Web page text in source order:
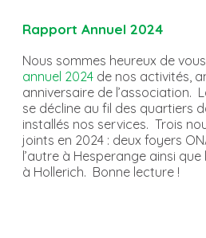
Rapport Annuel 2024
Nous sommes heureux de
annuel 2024 de nos activités,
anniversaire de l’association.
se décline au fil des quartiers
installés nos services. Trois
joints en 2024 : deux foyers
l’autre à Hesperange ainsi
à Hollerich. Bonne lecture !